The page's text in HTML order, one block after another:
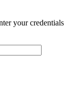
your credentials